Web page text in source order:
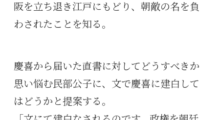
阪を立ち退き江戸にもどり、朝敵の名を負
わされたことを知る。
慶喜から届いた直書に対してどうすべきか
思い悩む民部公子に、文で慶喜に建白して
はどうかと提案する。